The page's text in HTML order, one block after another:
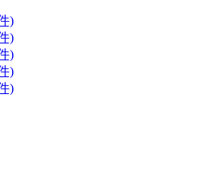
)
)
)
)
)